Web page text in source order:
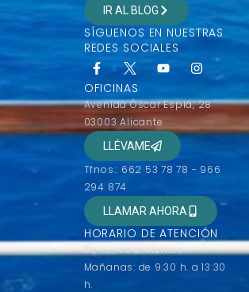
IR AL BLOG
SÍGUENOS EN NUESTRAS
REDES SOCIALES
OFICINAS
Avenida Óscar Esplá, 28
03003 Alicante
LLÉVAME
Tfnos.: 662 53 78 78 - 966
294 874
LLAMAR AHORA
HORARIO DE ATENCIÓN
De Lunes a Viernes
Mañanas: de 9:30 h. a 13:30
h.